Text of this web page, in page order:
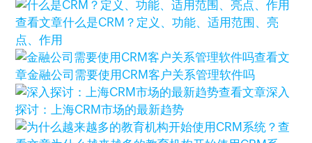
查看文章什么是CRM？定义、功能、适用范围、亮
点、作用
查看文
章金融公司需要使用CRM客户关系管理软件吗
查看文章深入
探讨：上海CRM市场的最新趋势
查